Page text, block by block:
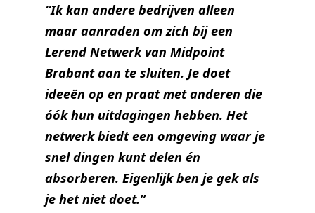
“Ik kan andere bedrijven alleen
maar aanraden om zich bij een
Lerend Netwerk van Midpoint
Brabant aan te sluiten. Je doet
ideeën op en praat met anderen die
óók hun uitdagingen hebben. Het
netwerk biedt een omgeving waar je
snel dingen kunt delen én
absorberen. Eigenlijk ben je gek als
je het niet doet.”